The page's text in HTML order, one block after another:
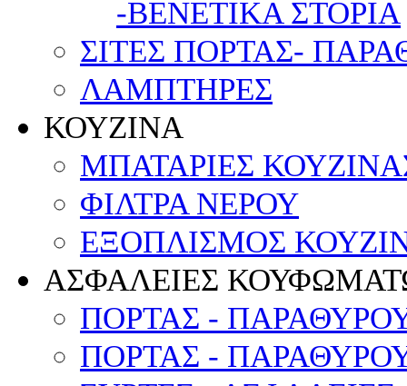
-ΒΕΝΕΤΙΚΑ ΣΤΟΡΙΑ
ΣΙΤΕΣ ΠΟΡΤΑΣ-
ΛΑΜΠΤΗΡΕΣ
ΚΟΥΖΙΝΑ
ΜΠΑΤΑΡΙΕΣ
ΦΙΛΤΡΑ ΝΕΡΟΥ
ΕΞΟΠΛΙΣΜΟΣ
ΑΣΦΑΛΕΙΕΣ
ΠΟΡΤΑΣ -
ΠΟΡΤΑΣ -